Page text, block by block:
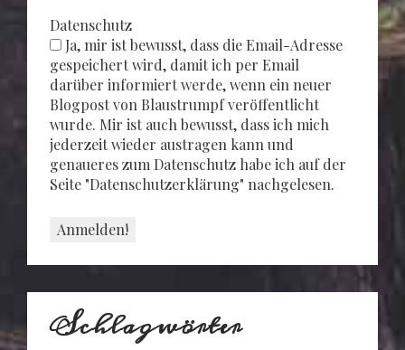
Datenschutz
Ja, mir ist bewusst, dass die Email-Adresse
gespeichert wird, damit ich per Email
darüber informiert werde, wenn ein neuer
Blogpost von Blaustrumpf veröffentlicht
wurde. Mir ist auch bewusst, dass ich mich
jederzeit wieder austragen kann und
genaueres zum Datenschutz habe ich auf der
Seite "Datenschutzerklärung" nachgelesen.
Schlagwörter